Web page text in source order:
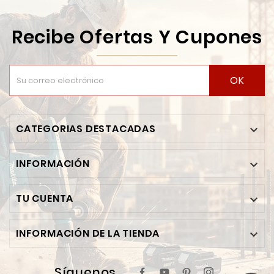
Recibe Ofertas Y Cupones
OK
CATEGORIAS DESTACADAS 
INFORMACIÓN 
TU CUENTA 
INFORMACIÓN DE LA TIENDA 